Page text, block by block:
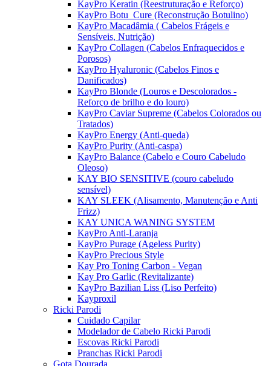
KayPro Keratin (Reestruturação e Reforço)
KayPro Botu_Cure (Reconstrução Botulino)
KayPro Macadâmia ( Cabelos Frágeis e
Sensíveis, Nutrição)
KayPro Collagen (Cabelos Enfraquecidos e
Porosos)
KayPro Hyaluronic (Cabelos Finos e
Danificados)
KayPro Blonde (Louros e Descolorados -
Reforço de brilho e do louro)
KayPro Caviar Supreme (Cabelos Colorados ou
Tratados)
KayPro Energy (Anti-queda)
KayPro Purity (Anti-caspa)
KayPro Balance (Cabelo e Couro Cabeludo
Oleoso)
KAY BIO SENSITIVE (couro cabeludo
sensível)
KAY SLEEK (Alisamento, Manutenção e Anti
Frizz)
KAY UNICA WANING SYSTEM
KayPro Anti-Laranja
KayPro Purage (Ageless Purity)
KayPro Precious Style
Kay Pro Toning Carbon - Vegan
Kay Pro Garlic (Revitalizante)
KayPro Bazilian Liss (Liso Perfeito)
Kayproxil
Ricki Parodi
Cuidado Capilar
Modelador de Cabelo Ricki Parodi
Escovas Ricki Parodi
Pranchas Ricki Parodi
Gota Dourada